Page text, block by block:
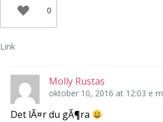
0
Link
Molly Rustas
oktober 10, 2016 at 12:03 e m
Det lÃ¤r du gÃ¶ra